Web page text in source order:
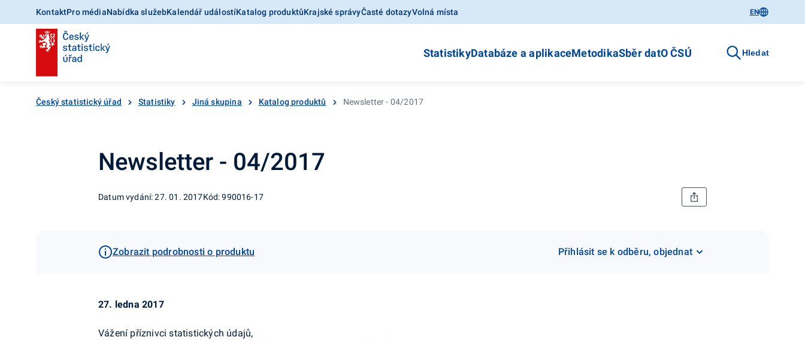
KontaktPro médiaNabídka služebKalendář událostíKatalog produktůKrajské správyČasté dotazyVolná místa EN
StatistikyDatabáze a aplikaceMetodikaSběr datO ČSÚ Hledat
Český statistický úřad Statistiky Jiná skupina Katalog produktů Newsletter - 04/2017
Newsletter - 04/2017
Datum vydání: 27. 01. 2017Kód: 990016-17
Zobrazit podrobnosti o produktu Přihlásit se k odběru, objednat
27. ledna 2017
Vážení příznivci statistických údajů,